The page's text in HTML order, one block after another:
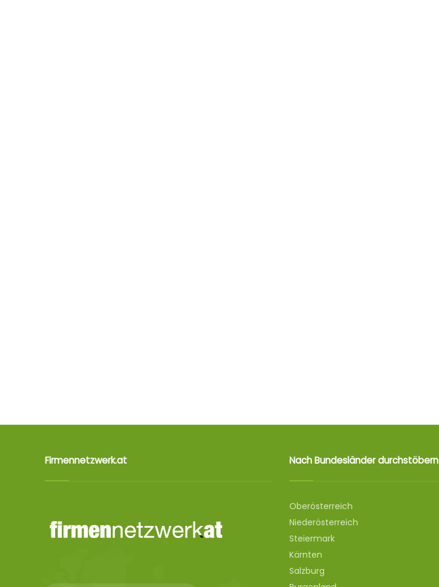
Firmennetzwerk.at Nach Bundesländer durchstöbern
Oberösterreich
Niederösterreich
Steiermark
Kärnten
Salzburg